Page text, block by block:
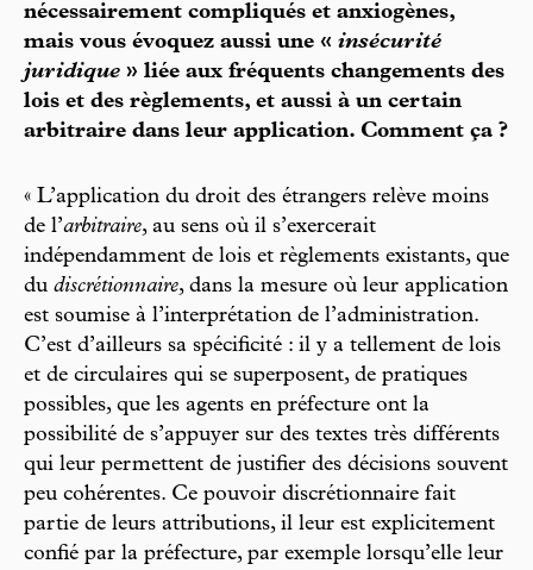
nécessairement compliqués et anxiogènes,
mais vous évoquez aussi une « insécurité
juridique » liée aux fréquents changements des
lois et des règlements, et aussi à un certain
arbitraire dans leur application. Comment ça ?
« L’application du droit des étrangers relève moins
de l’arbitraire, au sens où il s’exercerait
indépendamment de lois et règlements existants, que
du discrétionnaire, dans la mesure où leur application
est soumise à l’interprétation de l’administration.
C’est d’ailleurs sa spécificité : il y a tellement de lois
et de circulaires qui se superposent, de pratiques
possibles, que les agents en préfecture ont la
possibilité de s’appuyer sur des textes très différents
qui leur permettent de justifier des décisions souvent
peu cohérentes. Ce pouvoir discrétionnaire fait
partie de leurs attributions, il leur est explicitement
confié par la préfecture, par exemple lorsqu’elle leur